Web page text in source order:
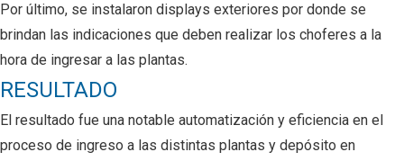
Por último, se instalaron displays exteriores por donde se
brindan las indicaciones que deben realizar los choferes a la
hora de ingresar a las plantas.
RESULTADO
El resultado fue una notable automatización y eficiencia en el
proceso de ingreso a las distintas plantas y depósito en